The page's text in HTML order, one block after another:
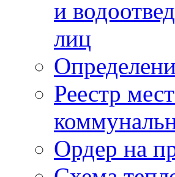
и
лиц
Реестр
Ордер на